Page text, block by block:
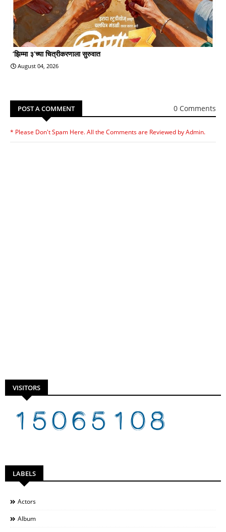
‘झिम्मा ३’च्या चित्रीकरणाला सुरुवात
August 04, 2026
POST A COMMENT 0 Comments
* Please Don't Spam Here. All the Comments are Reviewed by Admin.
VISITORS
LABELS
Actors
Album